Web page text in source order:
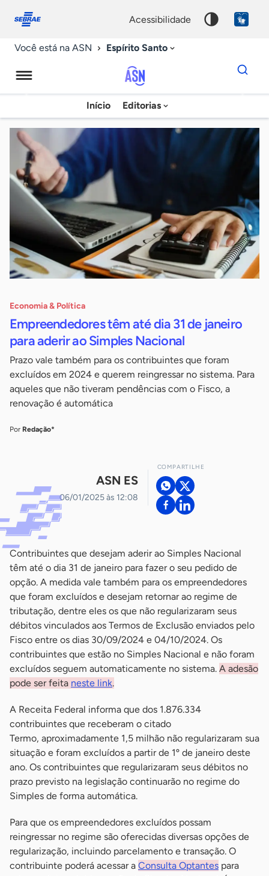
conosco
acessibilidade
Você está na ASN Espírito Santo
Agência
Sebrae
de
Notícias
Início Editorias
Dados
para
chave
Economia & Política
Empreendedores têm até dia 31 de janeiro
para aderir ao Simples Nacional
Prazo vale também para os contribuintes que foram
excluídos em 2024 e querem reingressar no sistema. Para
aqueles que não tiveram pendências com o Fisco, a
renovação é automática
Por Redação*
ASN ES
06/01/2025 às 12:08
COMPARTILHE
Contribuintes que desejam aderir ao Simples Nacional
têm até o dia 31 de janeiro para fazer o seu pedido de
opção. A medida vale também para os empreendedores
que foram excluídos e desejam retornar ao regime de
tributação, dentre eles os que não regularizaram seus
débitos vinculados aos Termos de Exclusão enviados pelo
Fisco entre os dias 30/09/2024 e 04/10/2024. Os
contribuintes que estão no Simples Nacional e não foram
excluídos seguem automaticamente no sistema. A adesão
pode ser feita neste link.
A Receita Federal informa que dos 1.876.334
contribuintes que receberam o citado
Termo, aproximadamente 1,5 milhão não regularizaram sua
situação e foram excluídos a partir de 1º de janeiro deste
ano. Os contribuintes que regularizaram seus débitos no
prazo previsto na legislação continuarão no regime do
Simples de forma automática.
Para que os empreendedores excluídos possam
reingressar no regime são oferecidas diversas opções de
regularização, incluindo parcelamento e transação. O
contribuinte poderá acessar a Consulta Optantes para